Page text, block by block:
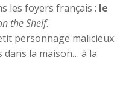
les foyers français : le
the Shelf.
personnage malicieux
la maison… à la